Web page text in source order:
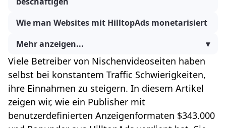
Wie man Websites mit HilltopAds monetarisiert
Mehr anzeigen...
▾
Viele Betreiber von Nischenvideoseiten haben
selbst bei konstantem Traffic Schwierigkeiten,
ihre Einnahmen zu steigern. In diesem Artikel
zeigen wir, wie ein Publisher mit
benutzerdefinierten Anzeigenformaten $343.000